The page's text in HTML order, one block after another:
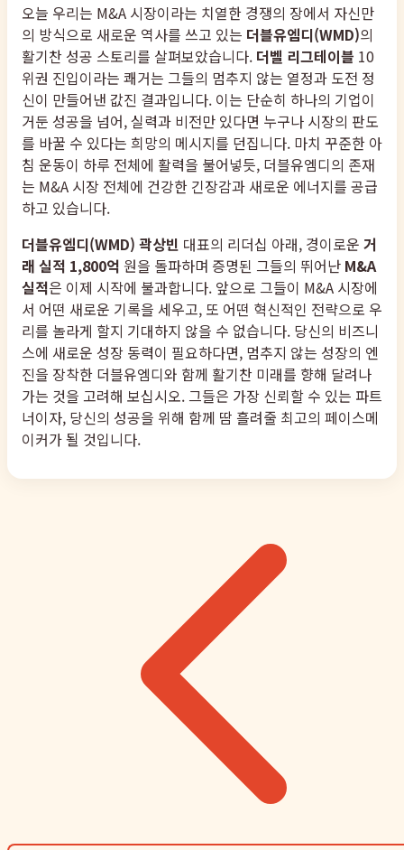
오늘 우리는 M&A 시장이라는 치열한 경쟁의 장에서 자신만
의 방식으로 새로운 역사를 쓰고 있는 더블유엠디(WMD)의
활기찬 성공 스토리를 살펴보았습니다. 더벨 리그테이블 10
위권 진입이라는 쾌거는 그들의 멈추지 않는 열정과 도전 정
신이 만들어낸 값진 결과입니다. 이는 단순히 하나의 기업이
거둔 성공을 넘어, 실력과 비전만 있다면 누구나 시장의 판도
를 바꿀 수 있다는 희망의 메시지를 던집니다. 마치 꾸준한 아
침 운동이 하루 전체에 활력을 불어넣듯, 더블유엠디의 존재
는 M&A 시장 전체에 건강한 긴장감과 새로운 에너지를 공급
하고 있습니다.
더블유엠디(WMD) 곽상빈 대표의 리더십 아래, 경이로운 거
래 실적 1,800억 원을 돌파하며 증명된 그들의 뛰어난 M&A
실적은 이제 시작에 불과합니다. 앞으로 그들이 M&A 시장에
서 어떤 새로운 기록을 세우고, 또 어떤 혁신적인 전략으로 우
리를 놀라게 할지 기대하지 않을 수 없습니다. 당신의 비즈니
스에 새로운 성장 동력이 필요하다면, 멈추지 않는 성장의 엔
진을 장착한 더블유엠디와 함께 활기찬 미래를 향해 달려나
가는 것을 고려해 보십시오. 그들은 가장 신뢰할 수 있는 파트
너이자, 당신의 성공을 위해 함께 땀 흘려줄 최고의 페이스메
이커가 될 것입니다.